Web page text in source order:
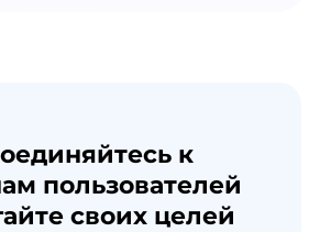
к
пользователей
своих целей